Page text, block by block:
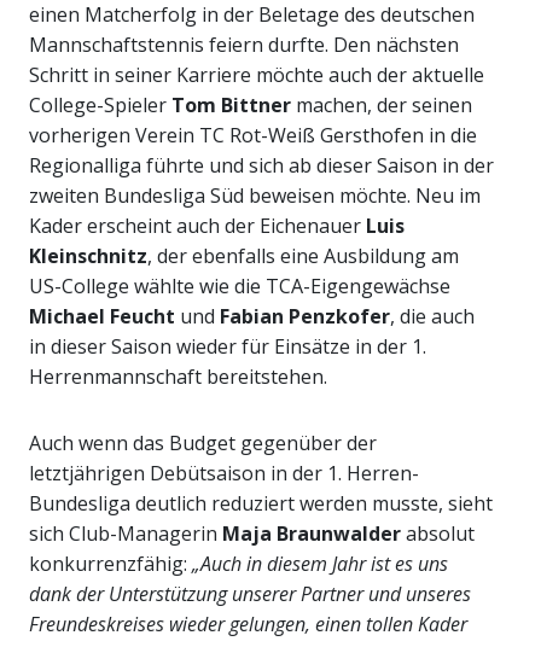
einen Matcherfolg in der Beletage des deutschen
Mannschaftstennis feiern durfte. Den nächsten
Schritt in seiner Karriere möchte auch der aktuelle
College-Spieler Tom Bittner machen, der seinen
vorherigen Verein TC Rot-Weiß Gersthofen in die
Regionalliga führte und sich ab dieser Saison in der
zweiten Bundesliga Süd beweisen möchte. Neu im
Kader erscheint auch der Eichenauer Luis
Kleinschnitz, der ebenfalls eine Ausbildung am
US-College wählte wie die TCA-Eigengewächse
Michael Feucht und Fabian Penzkofer, die auch
in dieser Saison wieder für Einsätze in der 1.
Herrenmannschaft bereitstehen.
Auch wenn das Budget gegenüber der
letztjährigen Debütsaison in der 1. Herren-
Bundesliga deutlich reduziert werden musste, sieht
sich Club-Managerin Maja Braunwalderabsolut
konkurrenzfähig: „Auch in diesem Jahr ist es uns
dank der Unterstützung unserer Partner und unseres
Freundeskreises wieder gelungen, einen tollen Kader